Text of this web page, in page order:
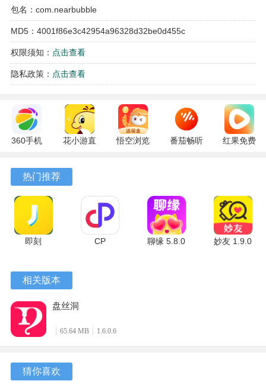
盘丝洞app破解无限盘币软件功能
包名：com.nearbubble
MD5：4001f86e3c42954a96328d32be0d455c
权限须知： 点击查看
隐私政策： 点击查看
360手机
10.13.27
最新版
花小游直
17.9.56
悟空浏览
番茄畅听
红果免费
热门推荐
即刻
CP
聊缘 5.8.0
妙友 1.9.0
相关版本
盘丝洞
65.64 MB 1.6.0.6
猜你喜欢